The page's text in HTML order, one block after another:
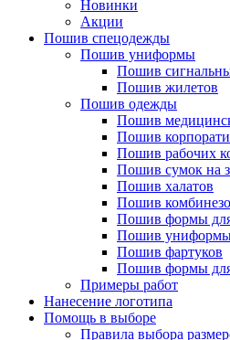
Новинки
Акции
Пошив спецодежды
Пошив униформы
Пошив
Пошив жилетов
Пошив одежды
Пошив
Пошив
Пошив рабочих
Пошив сумок на
Пошив халатов
Пошив
Пошив формы
Пошив униформы
Пошив фартуков
Пошив формы
Примеры работ
Нанесение логотипа
Помощь в выборе
Правила выбора